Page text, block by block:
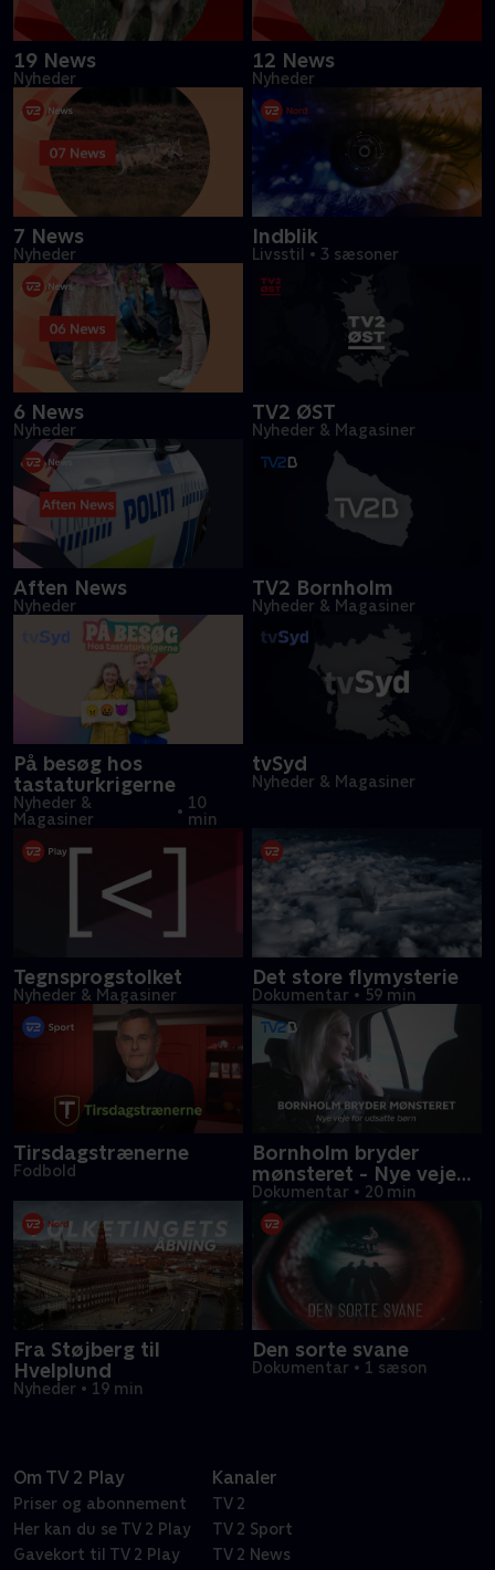
19 News
Nyheder
12 News
Nyheder
7 News
Nyheder
Indblik
Livsstil • 3 sæsoner
6 News
Nyheder
TV2 ØST
Nyheder & Magasiner
Aften News
Nyheder
TV2 Bornholm
Nyheder & Magasiner
På besøg hos
tastaturkrigerne
Nyheder &
Magasiner
• 10
min
tvSyd
Nyheder & Magasiner
Tegnsprogstolket
Nyheder & Magasiner
Det store flymysterie
Dokumentar • 59 min
Tirsdagstrænerne
Fodbold
Bornholm bryder
mønsteret - Nye veje
for udsatte børn
Dokumentar • 20 min
Fra Støjberg til
Hvelplund
Nyheder • 19 min
Den sorte svane
Dokumentar • 1 sæson
Om TV 2 Play
Priser og abonnement
Her kan du se TV 2 Play
Gavekort til TV 2 Play
Kanaler
TV 2
TV 2 Sport
TV 2 News